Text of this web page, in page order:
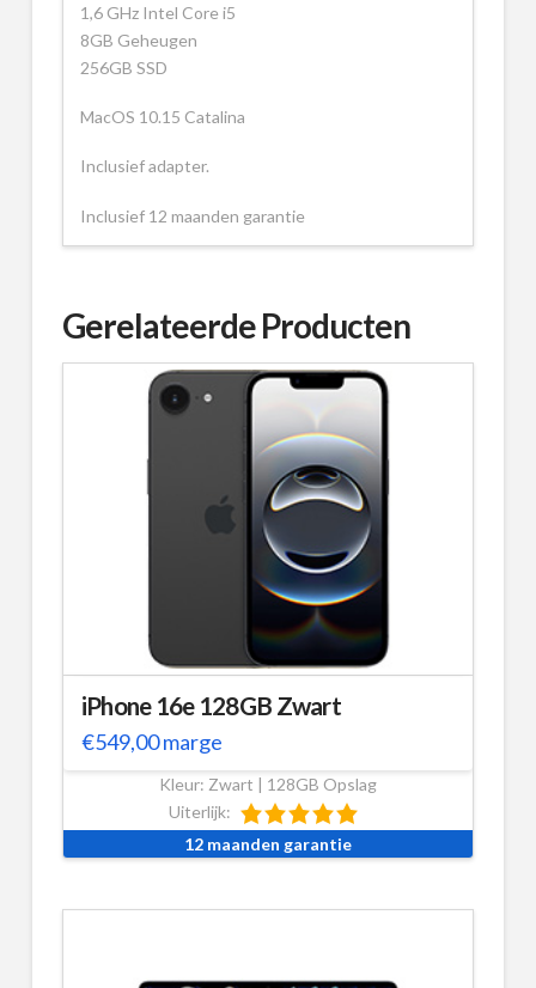
1,6 GHz Intel Core i5
8GB Geheugen
256GB SSD
MacOS 10.15 Catalina
Inclusief adapter.
Inclusief 12 maanden garantie
Gerelateerde Producten
iPhone 16e 128GB Zwart
€549,00marge
Kleur: Zwart | 128GB Opslag
Uiterlijk:
12 maanden garantie